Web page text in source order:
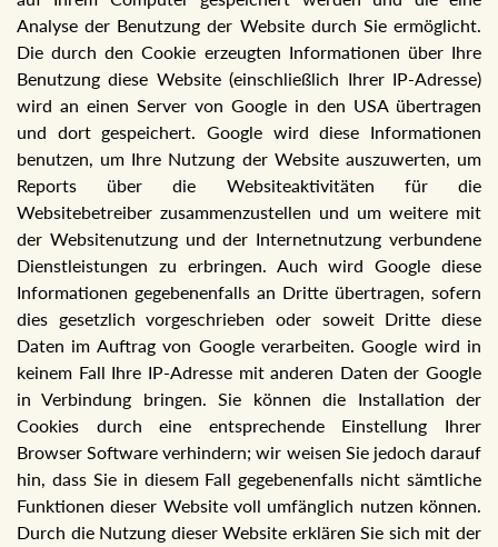
Analyse der Benutzung der Website durch Sie ermöglicht.
Die durch den Cookie erzeugten Informationen über Ihre
Benutzung diese Website (einschließlich Ihrer IP-Adresse)
wird an einen Server von Google in den USA übertragen
und dort gespeichert. Google wird diese Informationen
benutzen, um Ihre Nutzung der Website auszuwerten, um
Reports über die Websiteaktivitäten für die
Websitebetreiber zusammenzustellen und um weitere mit
der Websitenutzung und der Internetnutzung verbundene
Dienstleistungen zu erbringen. Auch wird Google diese
Informationen gegebenenfalls an Dritte übertragen, sofern
dies gesetzlich vorgeschrieben oder soweit Dritte diese
Daten im Auftrag von Google verarbeiten. Google wird in
keinem Fall Ihre IP-Adresse mit anderen Daten der Google
in Verbindung bringen. Sie können die Installation der
Cookies durch eine entsprechende Einstellung Ihrer
Browser Software verhindern; wir weisen Sie jedoch darauf
hin, dass Sie in diesem Fall gegebenenfalls nicht sämtliche
Funktionen dieser Website voll umfänglich nutzen können.
Durch die Nutzung dieser Website erklären Sie sich mit der